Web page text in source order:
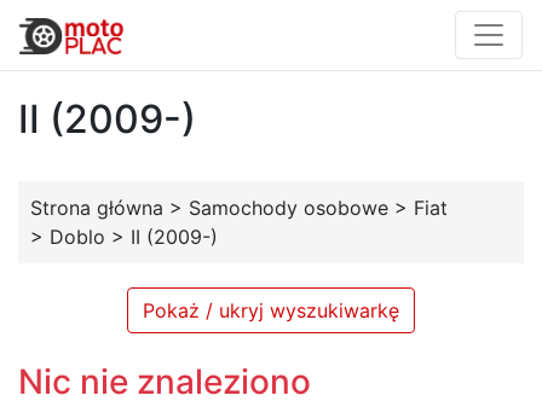
II (2009-)
Strona główna > Samochody osobowe > Fiat
> Doblo > II (2009-)
Pokaż / ukryj wyszukiwarkę
Nic nie znaleziono